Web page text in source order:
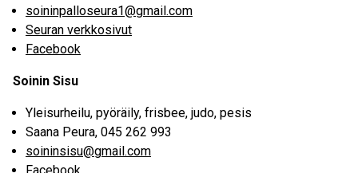
soininpalloseura1@gmail.com
Seuran verkkosivut
Facebook
Soinin Sisu
Yleisurheilu, pyöräily, frisbee, judo, pesis
Saana Peura, 045 262 993
soininsisu@gmail.com